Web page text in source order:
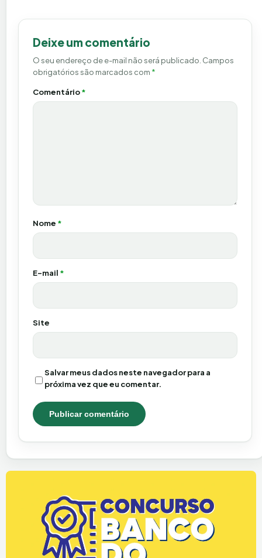
Deixe um comentário
O seu endereço de e-mail não será publicado. Campos
obrigatórios são marcados com *
Comentário*
Nome *
E-mail *
Site
Salvar meus dados neste navegador para a
próxima vez que eu comentar.